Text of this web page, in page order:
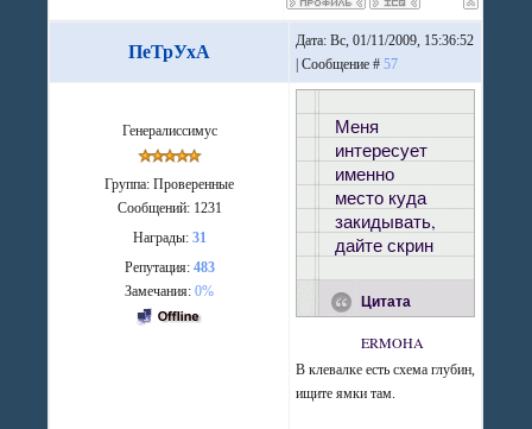
ПеТрУхА
Дата: Вс, 01/11/2009, 15:36:52
| Сообщение #57
Генералиссимус
Группа: Проверенные
Сообщений: 1231
Награды: 31
Репутация: 483
Замечания:0% Цитата
ERMOHA
Меня
интересует
именно
место куда
закидывать,
дайте скрин
В клевалке есть схема глубин,
ищите ямки там.